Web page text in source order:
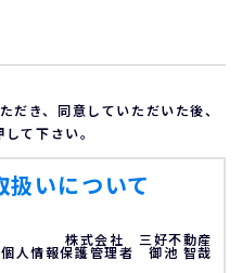
だき、同意していただいた後、
て下さい。
いについて
株式会社 三好不動産
個人情報保護管理者 御池 智哉